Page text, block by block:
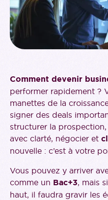
Comment devenir
performer rapidement ?
manettes de la
signer des deals
structurer la
avec clarté, négocier et
nouvelle : c’est à votre
Vous pouvez y arriver
comme un Bac+3, mais
haut, il faudra gravir les